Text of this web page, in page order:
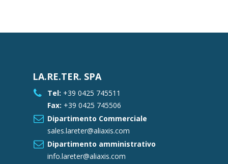
LA.RE.TER. SPA
Tel: +39 0425 745511
Fax: +39 0425 745506
Dipartimento Commerciale
sales.lareter@aliaxis.com
Dipartimento amministrativo
info.lareter@aliaxis.com